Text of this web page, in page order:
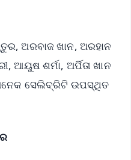
ଅରବାଜ ଖାନ, ଅରହାନ
ଆୟୁଷ ଶର୍ମା, ଅର୍ପିତା ଖାନ
ସେଲିବ୍ରିଟି ଉପସ୍ଥିତ